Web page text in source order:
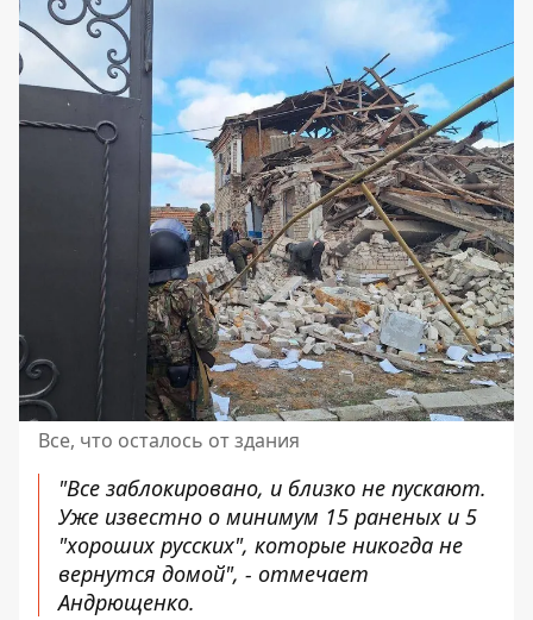
Все, что осталось от здания
"Все заблокировано, и близко не пускают.
Уже известно о минимум 15 раненых и 5
"хороших русских", которые никогда не
вернутся домой", - отмечает
Андрющенко.